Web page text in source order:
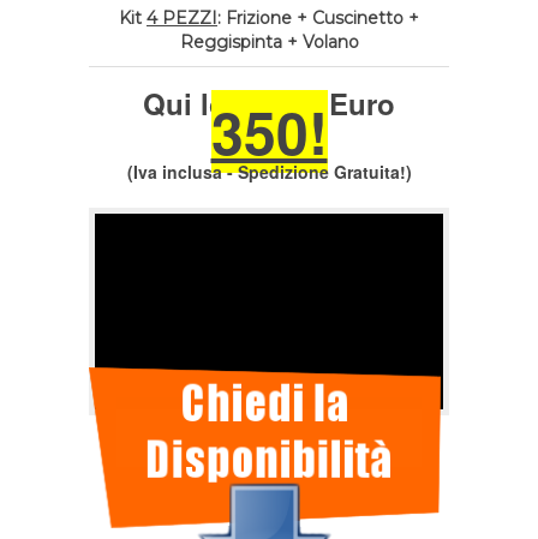
Kit 4 PEZZI: Frizione + Cuscinetto +
Reggispinta + Volano
Qui lo trovi a Euro
350!
(Iva inclusa - Spedizione Gratuita!)